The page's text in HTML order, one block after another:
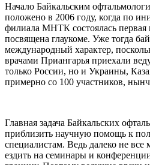
Начало Байкальским
положено в 2006 году, когда по
филиала МНТК состоялась
посвящена глаукоме. Уже тогда
международный характер,
врачами Приангарья приехали
только России, но и Украины,
примерно со 100 участников,
Главная задача Байкальских
приблизить научную помощь к
специалистам. Ведь далеко не
ездить на семинары и